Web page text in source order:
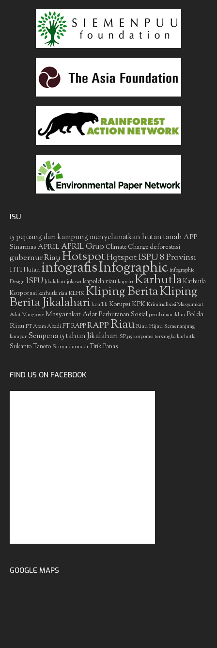
ISU
15 pejuang dari kampung menyelamatkan hutan tanah APP
Sinarmas APRIL APRIL Grup Climate Change deforestasi
gubernur RiauHotspotHotspot ISPU 8 Provinsi
HTIHutan infografisInfographic Infographic
Design ISPU Jikalahari jokowi kapolda riau kapolri KarhutlaKarhutla
Korporasikarhutla riauKLHKKliping BeritaKliping
Berita Jikalahari konflik Korupsi KPKKriminalisasi Masyarakat
Adat Mangrove Masyarakat AdatPerhutanan Sosial perubahan iklim Polda
Riau PT Arara Abadi PT RAPPRAPPRiauRiau Hijau Semenanjung
kampar Sempena 15 tahun Jikalahari SP3 15 korporasi tersangka karhutla
Sukanto Tanoto Surya darmadiTitik Panas
FIND US ON FACEBOOK
GOOGLE MAPS